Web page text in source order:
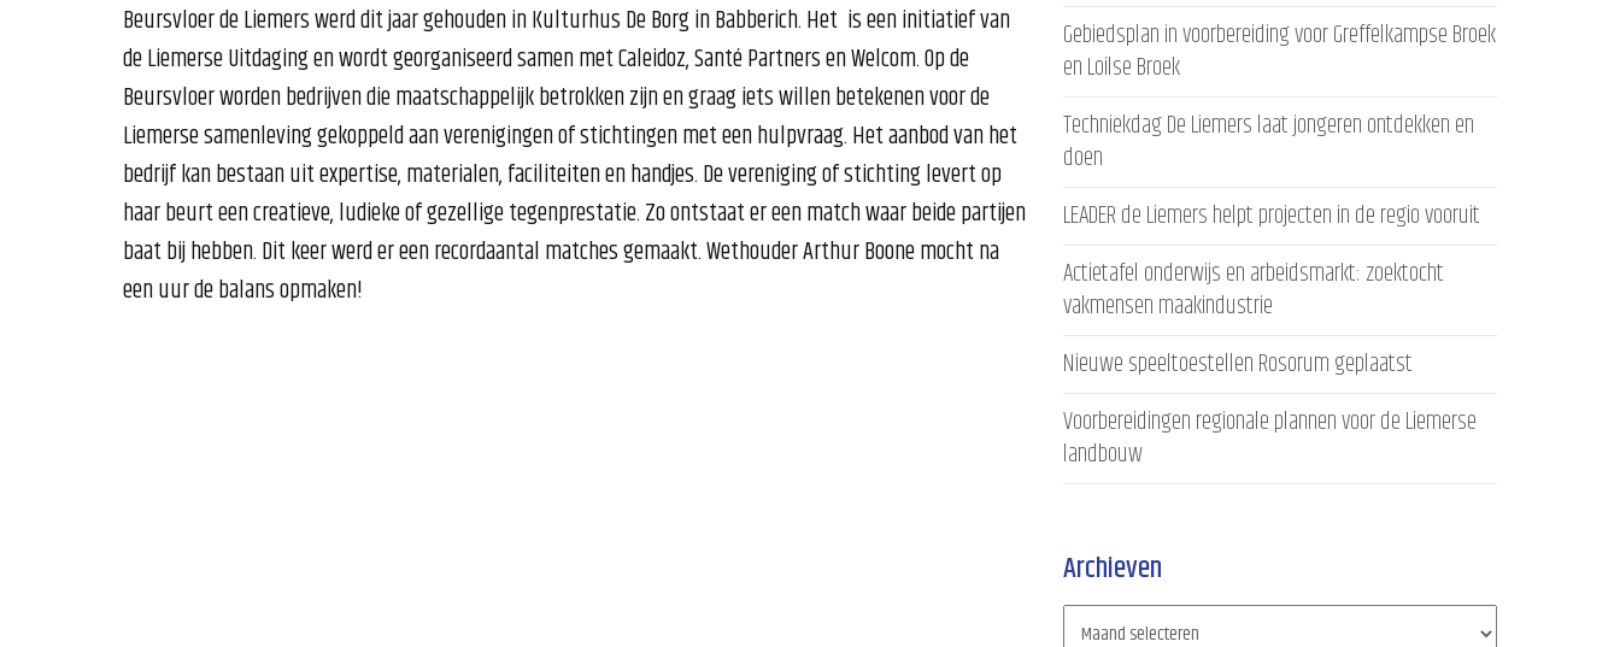
Beursvloer de Liemers werd dit jaar gehouden in Kulturhus De Borg in Babberich. Het is een initiatief van
de Liemerse Uitdaging en wordt georganiseerd samen met Caleidoz, Santé Partners en Welcom. Op de
Beursvloer worden bedrijven die maatschappelijk betrokken zijn en graag iets willen betekenen voor de
Liemerse samenleving gekoppeld aan verenigingen of stichtingen met een hulpvraag. Het aanbod van het
bedrijf kan bestaan uit expertise, materialen, faciliteiten en handjes. De vereniging of stichting levert op
haar beurt een creatieve, ludieke of gezellige tegenprestatie. Zo ontstaat er een match waar beide partijen
baat bij hebben. Dit keer werd er een recordaantal matches gemaakt. Wethouder Arthur Boone mocht na
een uur de balans opmaken!
Gebiedsplan in voorbereiding voor Greffelkampse Broek
en Loilse Broek
Techniekdag De Liemers laat jongeren ontdekken en
doen
LEADER de Liemers helpt projecten in de regio vooruit
Actietafel onderwijs en arbeidsmarkt: zoektocht
vakmensen maakindustrie
Nieuwe speeltoestellen Rosorum geplaatst
Voorbereidingen regionale plannen voor de Liemerse
landbouw
Archieven